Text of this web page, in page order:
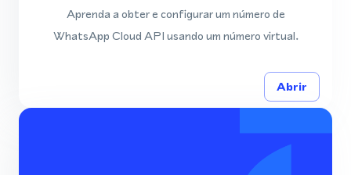
Aprenda a obter e configurar um número de
WhatsApp Cloud API usando um número virtual.
Abrir